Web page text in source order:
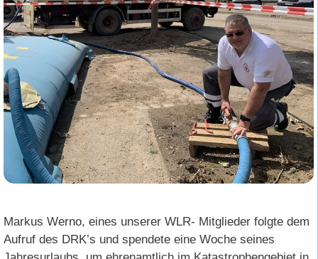
Markus Werno, eines unserer WLR- Mitglieder folgte dem
Aufruf des DRK’s und spendete eine Woche seines